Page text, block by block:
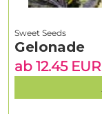
Sweet Seeds
Gelonade
ab 12.45 EUR